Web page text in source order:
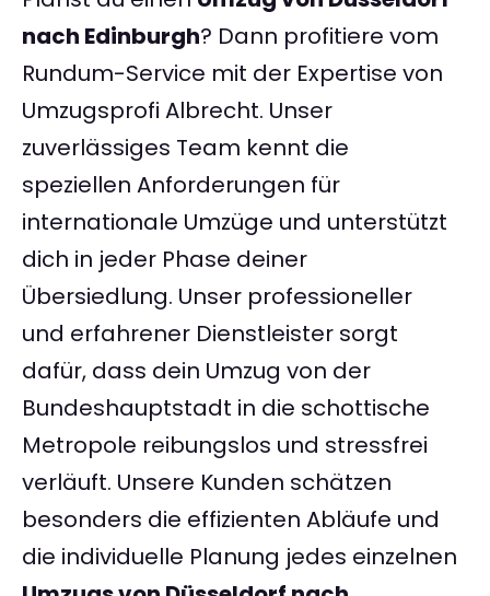
nach Edinburgh? Dann profitiere vom
Rundum-Service mit der Expertise von
Umzugsprofi Albrecht. Unser
zuverlässiges Team kennt die
speziellen Anforderungen für
internationale Umzüge und unterstützt
dich in jeder Phase deiner
Übersiedlung. Unser professioneller
und erfahrener Dienstleister sorgt
dafür, dass dein Umzug von der
Bundeshauptstadt in die schottische
Metropole reibungslos und stressfrei
verläuft. Unsere Kunden schätzen
besonders die effizienten Abläufe und
die individuelle Planung jedes einzelnen